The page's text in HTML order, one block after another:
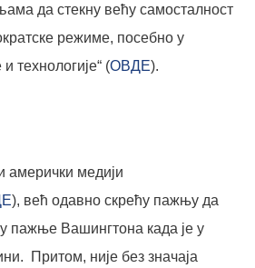
да стекну већу самосталност
режиме, посебно у
технологије“ (ОВДЕ).
амерички медији
), већ одавно скрећу пажњу да
пажње Вашингтона када је у
Притом, није без значаја